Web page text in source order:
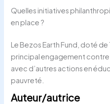
Quelles initiatives
en place ?
Le Bezos Earth Fund, doté
principal engagement
avec d’autres actions en
pauvreté.
Auteur/autrice